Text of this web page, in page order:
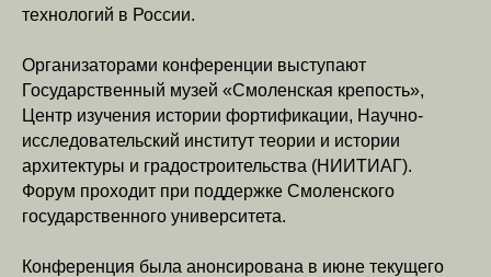
технологий в России.
Организаторами конференции выступают
Государственный музей «Смоленская крепость»,
Центр изучения истории фортификации, Научно-
исследовательский институт теории и истории
архитектуры и градостроительства (НИИТИАГ).
Форум проходит при поддержке Смоленского
государственного университета.
Конференция была анонсирована в июне текущего